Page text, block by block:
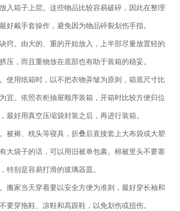
入箱子上层。这些物品比较容易破碎，因此在整理
好戴手套操作，避免因为物品碎裂划伤手指。
窍。由大的、重的开始放入，上半部尽量放置轻的
压，而且重物放在底部也有助于装箱的稳妥。
使用纸箱时，以不把衣物弄皱为原则，箱底尺寸比
宜。依照衣柜抽屉顺序装箱，开箱时比较方便归位
最好用真空压缩袋封装之后，再进行装箱。
被褥、枕头等寝具，折叠后直接套上大布袋或大塑
大袋子的话，可以用旧被单包裹。棉被里头不要塞
特别是容易打滑的玻璃器皿。
搬家当天穿着要以安全方便为准则，最好穿长袖和
要穿拖鞋、凉鞋和高跟鞋，以免划伤或扭伤。